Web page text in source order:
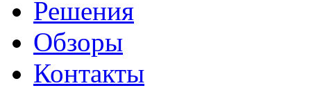
Решения
Обзоры
Контакты